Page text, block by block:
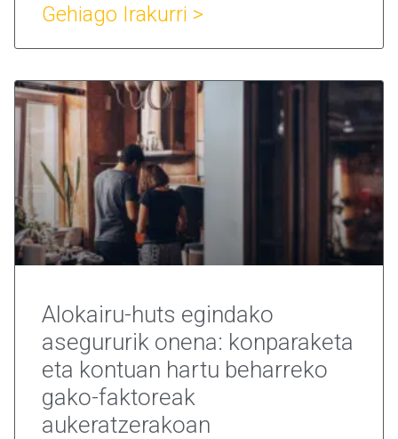
Gehiago Irakurri >
Alokairu-huts egindako
asegururik onena: konparaketa
eta kontuan hartu beharreko
gako-faktoreak
aukeratzerakoan